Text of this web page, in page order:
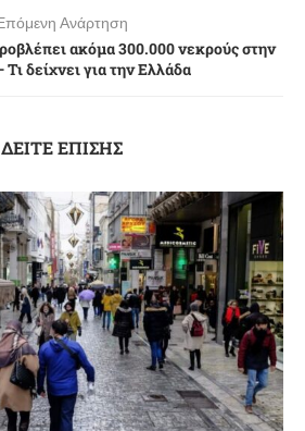
Ανάρτηση
ακόμα 300.000 νεκρούς στην
δείχνει για την Ελλάδα
ΔΕΙΤΕ ΕΠΙΣΗΣ